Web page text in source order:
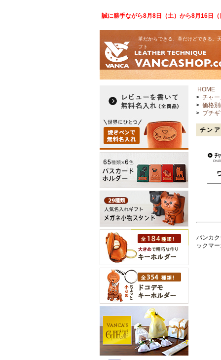
誠に勝手ながら8月8日（土）から8月16日
革だからできる、革だけどできる。
フト
HOME
> チャ
> 価格
> プチ
チン
バンカ
ックマ